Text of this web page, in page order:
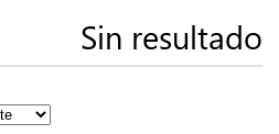
Sin resultado